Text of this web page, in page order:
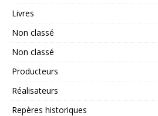
Livres
Non classé
Non classé
Producteurs
Réalisateurs
Repères historiques